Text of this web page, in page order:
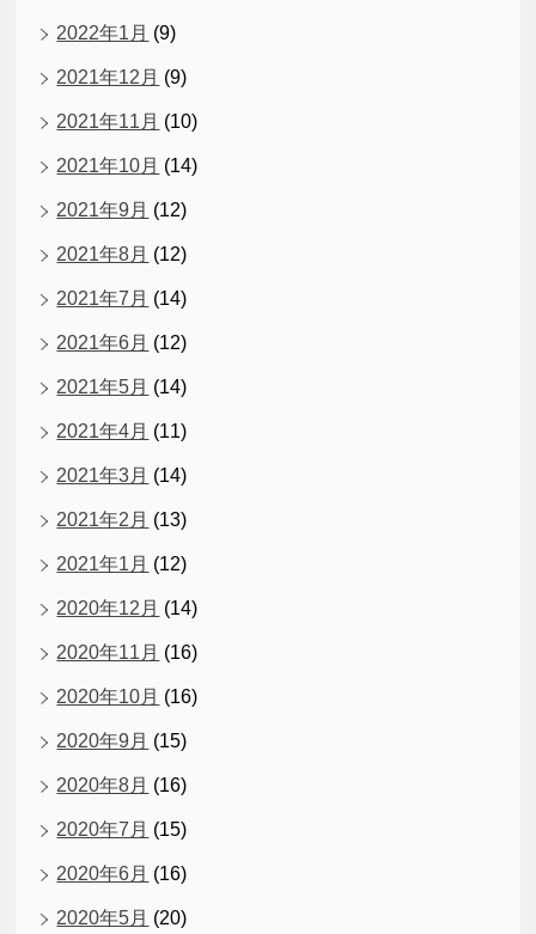
2022年1月 (9)
2021年12月 (9)
2021年11月 (10)
2021年10月 (14)
2021年9月 (12)
2021年8月 (12)
2021年7月 (14)
2021年6月 (12)
2021年5月 (14)
2021年4月 (11)
2021年3月 (14)
2021年2月 (13)
2021年1月 (12)
2020年12月 (14)
2020年11月 (16)
2020年10月 (16)
2020年9月 (15)
2020年8月 (16)
2020年7月 (15)
2020年6月 (16)
2020年5月 (20)